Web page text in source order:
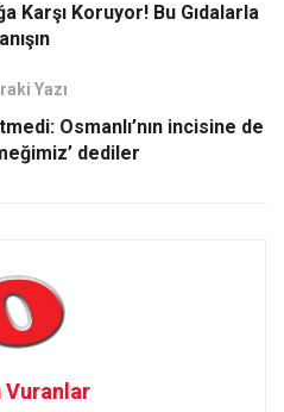
Karşı Koruyor! Bu Gıdalarla
Yazı
Osmanlı’nın incisine de
dediler
Vuranlar